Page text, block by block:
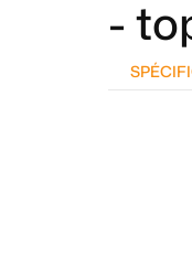
-